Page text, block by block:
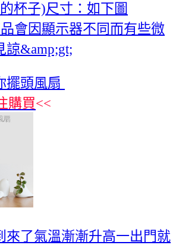
杯子)尺寸：如下圖
會因顯示器不同而有些微
諒&amp;gt;
擺頭風扇
購買<<
來了氣溫漸漸升高一出門就